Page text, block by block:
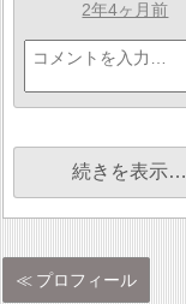
2年4ヶ月前
続きを表示…
プロフィール